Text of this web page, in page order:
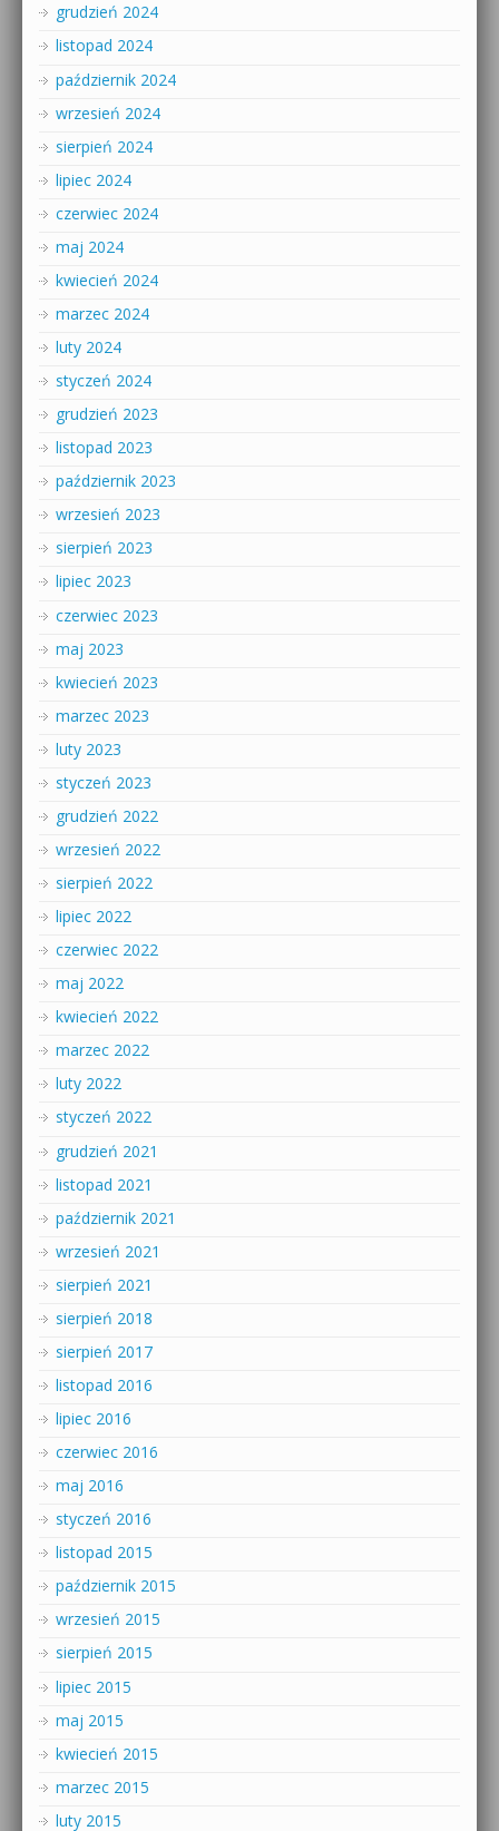
grudzień 2024
listopad 2024
październik 2024
wrzesień 2024
sierpień 2024
lipiec 2024
czerwiec 2024
maj 2024
kwiecień 2024
marzec 2024
luty 2024
styczeń 2024
grudzień 2023
listopad 2023
październik 2023
wrzesień 2023
sierpień 2023
lipiec 2023
czerwiec 2023
maj 2023
kwiecień 2023
marzec 2023
luty 2023
styczeń 2023
grudzień 2022
wrzesień 2022
sierpień 2022
lipiec 2022
czerwiec 2022
maj 2022
kwiecień 2022
marzec 2022
luty 2022
styczeń 2022
grudzień 2021
listopad 2021
październik 2021
wrzesień 2021
sierpień 2021
sierpień 2018
sierpień 2017
listopad 2016
lipiec 2016
czerwiec 2016
maj 2016
styczeń 2016
listopad 2015
październik 2015
wrzesień 2015
sierpień 2015
lipiec 2015
maj 2015
kwiecień 2015
marzec 2015
luty 2015